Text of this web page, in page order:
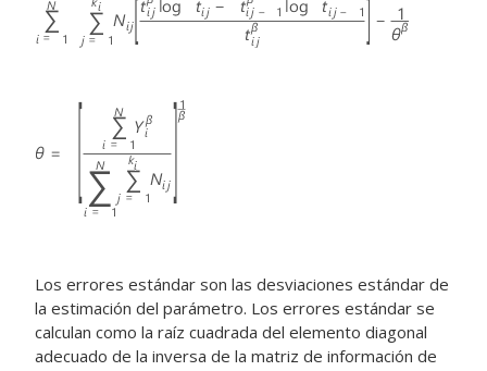
Los errores estándar son las desviaciones estándar de
la estimación del parámetro. Los errores estándar se
calculan como la raíz cuadrada del elemento diagonal
adecuado de la inversa de la matriz de información de